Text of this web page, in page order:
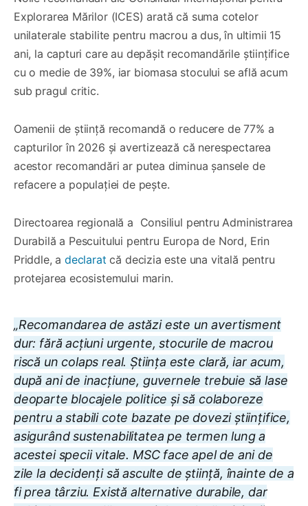
Explorarea Mărilor (ICES) arată că suma cotelor
unilaterale stabilite pentru macrou a dus, în ultimii 15
ani, la capturi care au depășit recomandările științifice
cu o medie de 39%, iar biomasa stocului se află acum
sub pragul critic.
Oamenii de știință recomandă o reducere de 77% a
capturilor în 2026 și avertizează că nerespectarea
acestor recomandări ar putea diminua șansele de
refacere a populației de pește.
Directoarea regională a Consiliul pentru Administrarea
Durabilă a Pescuitului pentru Europa de Nord, Erin
Priddle, adeclarat că decizia este una vitală pentru
protejarea ecosistemului marin.
„Recomandarea de astăzi este un avertisment
dur: fără acțiuni urgente, stocurile de macrou
riscă un colaps real. Știința este clară, iar acum,
după ani de inacțiune, guvernele trebuie să lase
deoparte blocajele politice și să colaboreze
pentru a stabili cote bazate pe dovezi științifice,
asigurând sustenabilitatea pe termen lung a
acestei specii vitale. MSC face apel de ani de
zile la decidenți să asculte de știință, înainte de a
fi prea târziu. Există alternative durabile, dar